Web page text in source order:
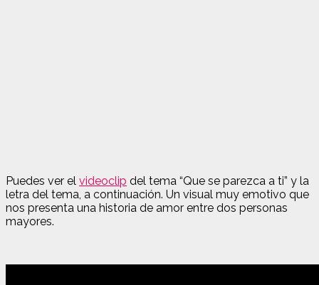
Puedes ver el videoclip del tema “Que se parezca a ti” y la
letra del tema, a continuación. Un visual muy emotivo que
nos presenta una historia de amor entre dos personas
mayores.